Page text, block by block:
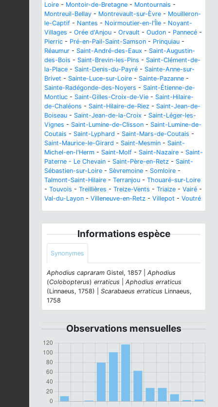
Loire - Montoir-de-Bretagne - Montournais -
Montreuil-Bellay - Montrevault-sur-Èvre - Mouilleron-
le-Captif - Nantes - Noirmoutier-en-l'Île - Noyant-
Villages - Orée d'Anjou - Orvault - Oudon - Pannecé -
Pierric - Pré-en-Pail-Saint-Samson - Prinquiau -
Réaumur - Saint-André-des-Eaux - Saint-Augustin-
des-Bois - Saint-Brevin-les-Pins - Saint-Clément-de-
la-Place - Saint-Denis-du-Payré - Sainte-Anne-sur-
Brivet - Sainte-Luce-sur-Loire - Sainte-Pazanne -
Sainte-Radégonde-des-Noyers - Saint-Étienne-de-
Montluc - Saint-Gilles-Croix-de-Vie - Saint-Hilaire-
de-Chaléons - Saint-Hilaire-de-Riez - Saint-Jean-de-
Boiseau - Saint-Jean-de-la-Croix - Saint-Léger-les-
Vignes - Saint-Lumine-de-Clisson - Saint-Lumine-de-
Coutais - Saint-Lyphard - Saint-Mars-de-Coutais -
Saint-Maurice-le-Girard - Saint-Mesmin - Saint-
Michel-en-l'Herm - Saint-Molf - Saint-Nazaire - Saint-
Paterne - Le Chevain - Saint-Père-en-Retz - Saint-
Sébastien-sur-Loire - Sèvremoine - Somloire -
Talmont-Saint-Hilaire - Terranjou - Thouaré-sur-Loire
- Touvois - Treillières - Treize-Vents - Triaize - Vairé -
Val-du-Layon - Villeneuve-en-Retz - Villepot - Voutré
Informations espèce
Synonymes
Aphodius capraram Gistel, 1857 | Aphodius
(Colobopterus) erraticus
Aphodius erraticus
(Linnaeus, 1758) | Scarabaeus erraticus Linnaeus,
1758
Observations mensuelles